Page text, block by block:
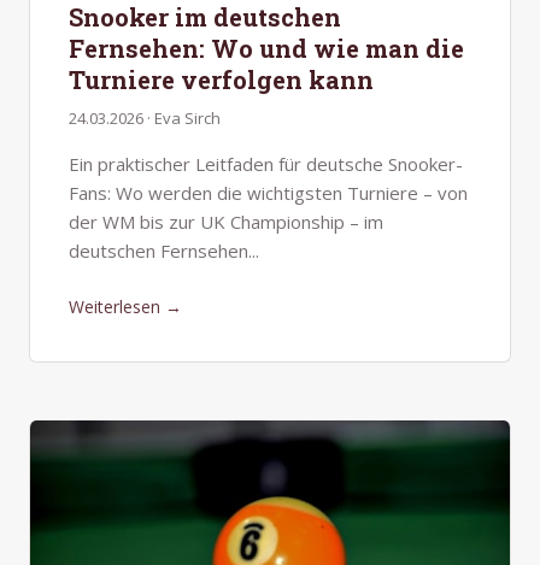
Snooker im deutschen
Fernsehen: Wo und wie man die
Turniere verfolgen kann
24.03.2026 · Eva Sirch
Ein praktischer Leitfaden für deutsche Snooker-
Fans: Wo werden die wichtigsten Turniere – von
der WM bis zur UK Championship – im
deutschen Fernsehen...
Weiterlesen →